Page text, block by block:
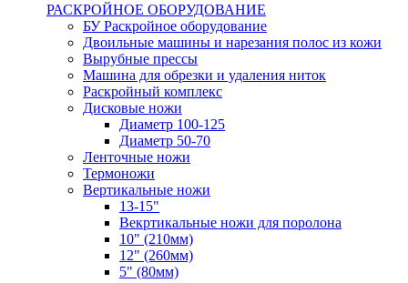
РАСКРОЙНОЕ ОБОРУДОВАНИЕ
БУ Раскройное оборудование
Двоильные машины и нарезания полос из кожи
Вырубные прессы
Машина для обрезки и удаления ниток
Раскройный комплекс
Дисковые ножи
Диаметр 100-125
Диаметр 50-70
Ленточные ножи
Термоножи
Вертикальные ножи
13-15"
Векртикальные ножи для поролона
10" (210мм)
12" (260мм)
5" (80мм)